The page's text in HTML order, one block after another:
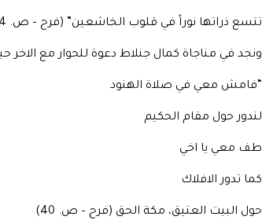
تتسع ذراتها نوراً في قلوب الخاشعين” (فرح – ص. 34)
ونجد في مناجاة كمال جنلاط دعوة للحوار مع الاخر
“فامش معي في صلاة الهنود
لندور حول مقام الحكيم
طف معي يا اخي
كما تدور الافلاك
حول البيت العتيق، مكة الحق (فرح – ص. 40)